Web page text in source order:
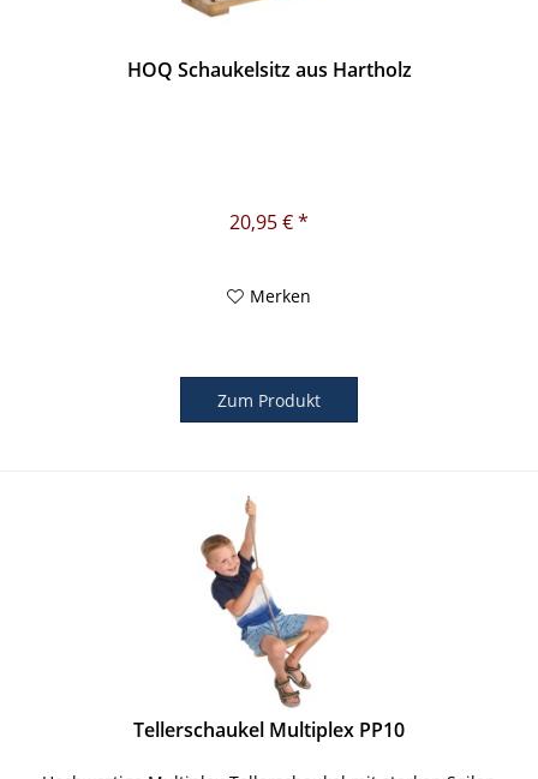
HOQ Schaukelsitz aus Hartholz
20,95 € *
Merken
Zum Produkt
Tellerschaukel Multiplex PP10